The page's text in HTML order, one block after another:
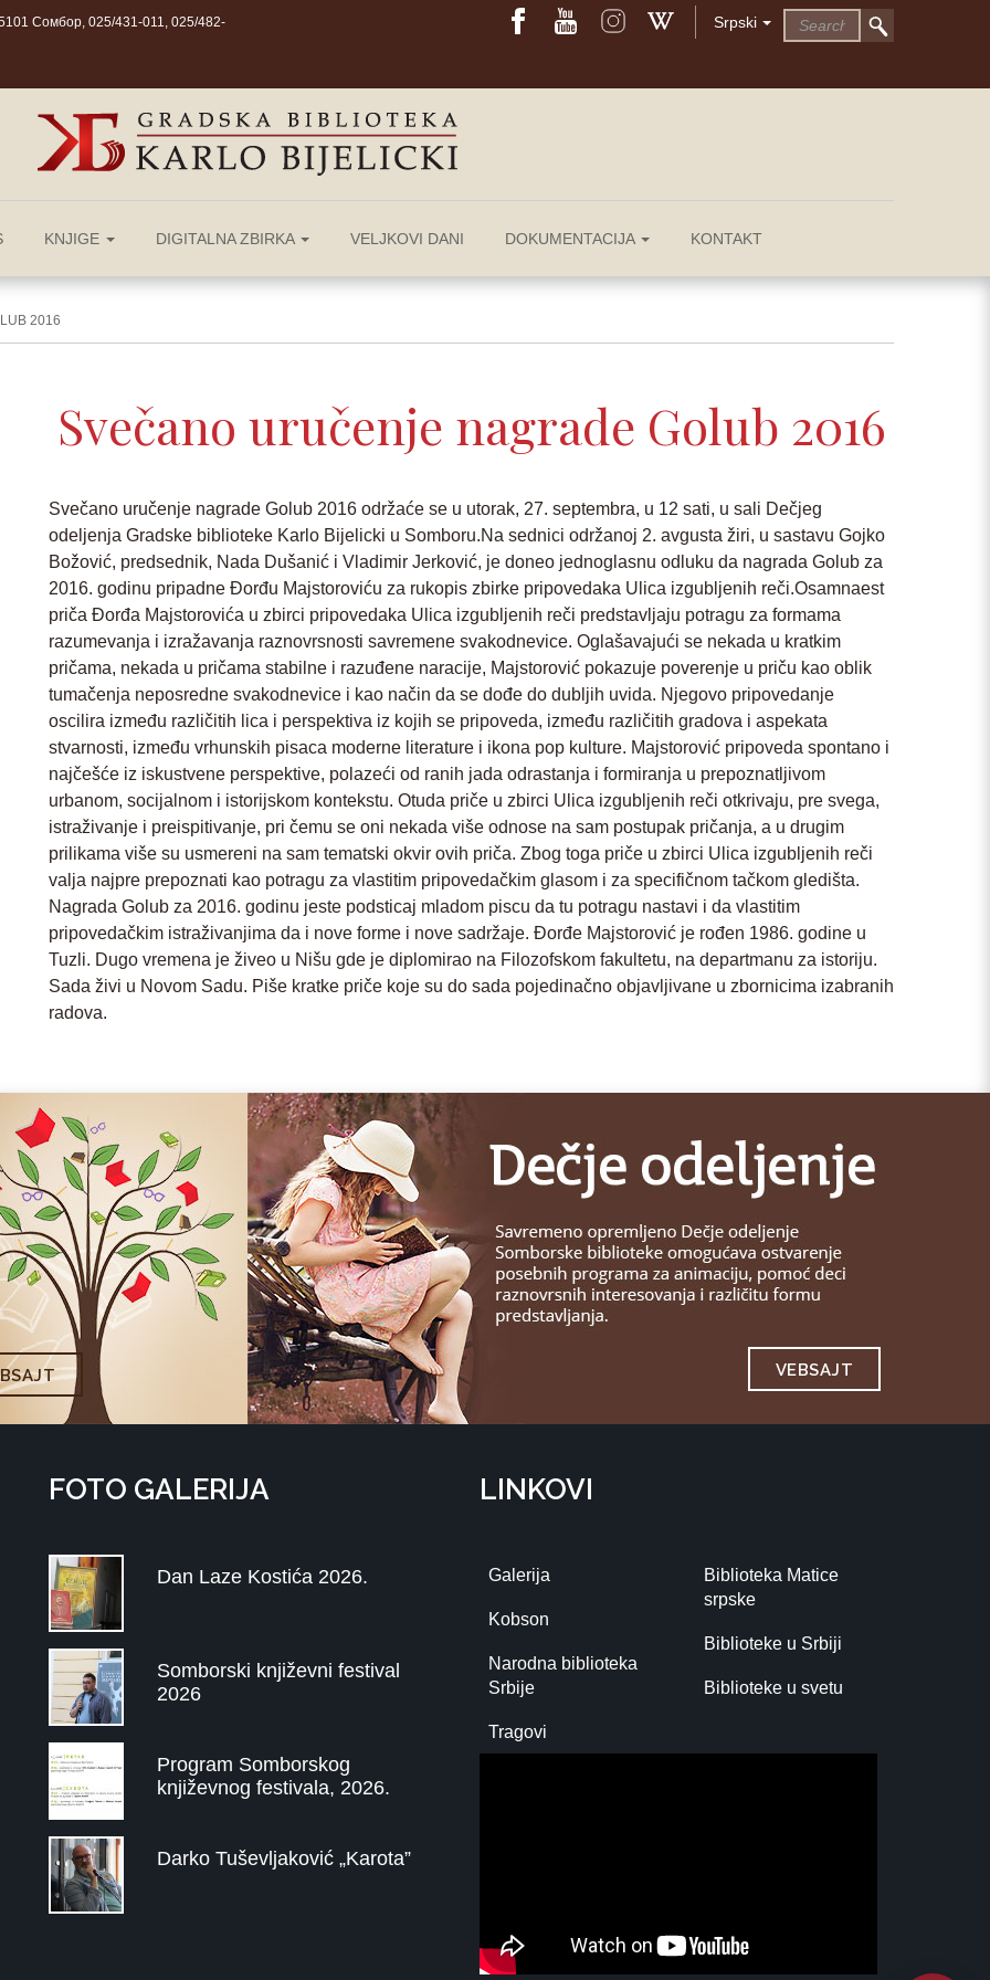
Сомбор, 025/431-011, 025/482- Srpski
KNJIGE DIGITALNA ZBIRKA VELJKOVI DANI DOKUMENTACIJA KONTAKT
2016
Svečano uručenje nagrade Golub 2016
Svečano uručenje nagrade Golub 2016 održaće se u utorak, 27. septembra, u 12 sati, u sali Dečjeg
odeljenja Gradske biblioteke Karlo Bijelicki u Somboru.Na sednici održanoj 2. avgusta žiri, u sastavu Gojko
Božović, predsednik, Nada Dušanić i Vladimir Jerković, je doneo jednoglasnu odluku da nagrada Golub za
2016. godinu pripadne Đorđu Majstoroviću za rukopis zbirke pripovedaka Ulica izgubljenih reči.Osamnaest
priča Đorđa Majstorovića u zbirci pripovedaka Ulica izgubljenih reči predstavljaju potragu za formama
razumevanja i izražavanja raznovrsnosti savremene svakodnevice. Oglašavajući se nekada u kratkim
pričama, nekada u pričama stabilne i razuđene naracije, Majstorović pokazuje poverenje u priču kao oblik
tumačenja neposredne svakodnevice i kao način da se dođe do dubljih uvida. Njegovo pripovedanje
oscilira između različitih lica i perspektiva iz kojih se pripoveda, između različitih gradova i aspekata
stvarnosti, između vrhunskih pisaca moderne literature i ikona pop kulture. Majstorović pripoveda spontano i
najčešće iz iskustvene perspektive, polazeći od ranih jada odrastanja i formiranja u prepoznatljivom
urbanom, socijalnom i istorijskom kontekstu. Otuda priče u zbirci Ulica izgubljenih reči otkrivaju, pre svega,
istraživanje i preispitivanje, pri čemu se oni nekada više odnose na sam postupak pričanja, a u drugim
prilikama više su usmereni na sam tematski okvir ovih priča. Zbog toga priče u zbirci Ulica izgubljenih reči
valja najpre prepoznati kao potragu za vlastitim pripovedačkim glasom i za specifičnom tačkom gledišta.
Nagrada Golub za 2016. godinu jeste podsticaj mladom piscu da tu potragu nastavi i da vlastitim
pripovedačkim istraživanjima da i nove forme i nove sadržaje. Đorđe Majstorović je rođen 1986. godine u
Tuzli. Dugo vremena je živeo u Nišu gde je diplomirao na Filozofskom fakultetu, na departmanu za istoriju.
Sada živi u Novom Sadu. Piše kratke priče koje su do sada pojedinačno objavljivane u zbornicima izabranih
radova.
VEBSAJT
FOTO GALERIJA
Dan Laze Kostića 2026.
Somborski književni festival
2026
Program Somborskog
književnog festivala, 2026.
Darko Tuševljaković „Karota”
LINKOVI
Galerija
Kobson
Narodna biblioteka
Srbije
Tragovi
Biblioteka Matice
srpske
Biblioteke u Srbiji
Biblioteke u svetu